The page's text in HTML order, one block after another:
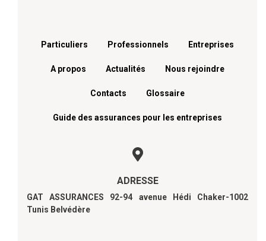
Menu footer
Particuliers Professionnels Entreprises
A propos Actualités Nous rejoindre
Contacts Glossaire
Guide des assurances pour les entreprises
ADRESSE
GAT ASSURANCES 92-94 avenue Hédi Chaker-1002
Tunis Belvédère